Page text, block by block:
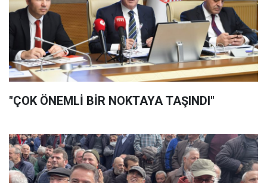
"ÇOK ÖNEMLİ BİR NOKTAYA TAŞINDI"